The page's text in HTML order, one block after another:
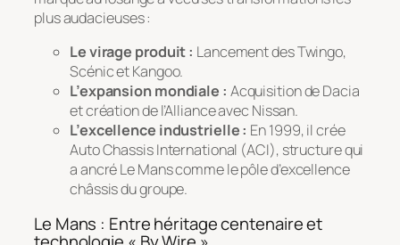
plus audacieuses :
Le virage produit : Lancement des Twingo,
Scénic et Kangoo.
L’expansion mondiale : Acquisition de Dacia
et création de l’Alliance avec Nissan.
L’excellence industrielle : En 1999, il crée
Auto Chassis International (ACI), structure qui
a ancré Le Mans comme le pôle d’excellence
châssis du groupe.
Le Mans : Entre héritage centenaire et